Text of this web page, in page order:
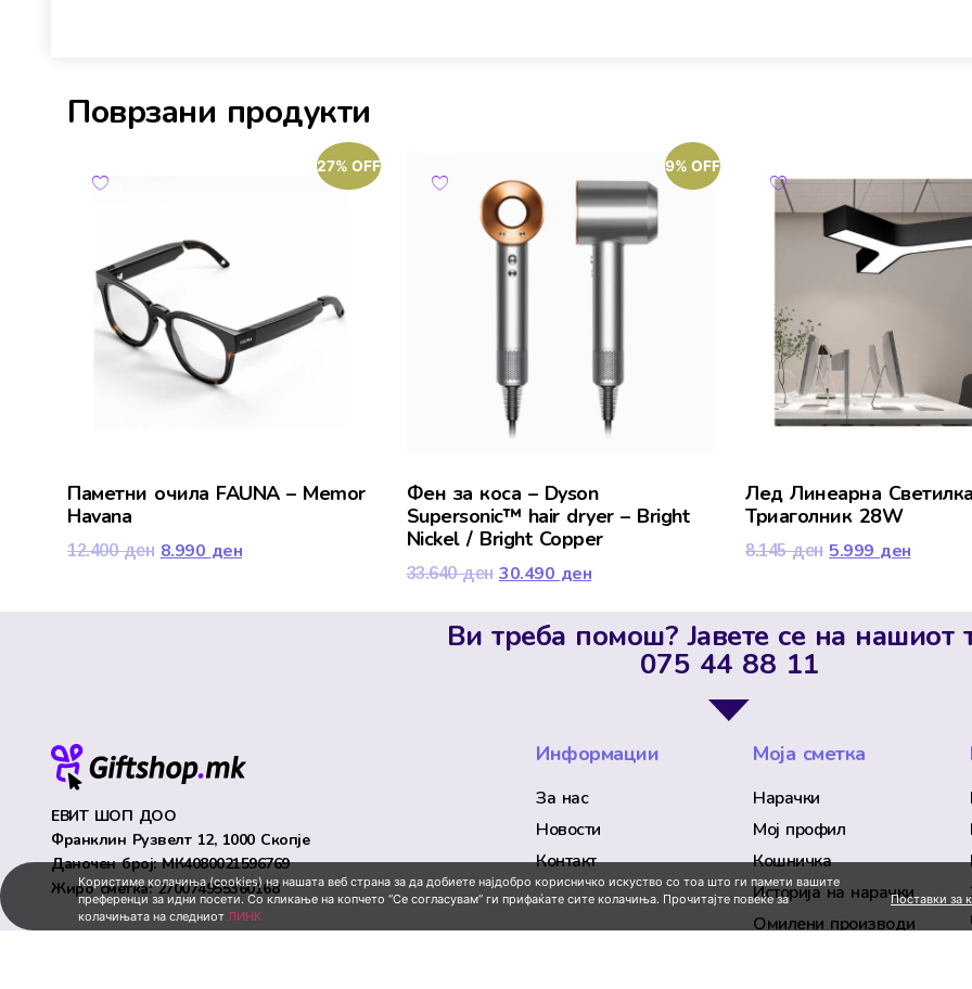
Поврзани продукти
27% OFF
Паметни очила FAUNA – Memor
Havana
12.400ден 8.990 ден
9% OFF
Фен за коса – Dyson
Supersonic™ hair dryer – Bright
Nickel / Bright Copper
33.640ден 30.490 ден
Лед Линеарна Светилка
Триаголник 28W
8.145ден 5.999 ден
Ви треба помош? Јавете се на нашиот
075 44 88 11
ЕВИТ ШОП ДОО
Франклин Рузвелт 12, 1000 Скопје
Даночен број: МК4080021596769
Жиро сметка: 270074955360168
Информации
За нас
Новости
Контакт
Моја сметка
Нарачки
Мој профил
Кошничка
Историја на нарачки
Омилени производи
Користиме колачиња (cookies) на нашата веб страна за да добиете најдобро корисничко искуство со тоа што ги памети вашите
преференци за идни посети. Со кликање на копчето “Се согласувам“ ги прифаќате сите колачиња. Прочитајте повеќе за
колачињата на следниот ЛИНК
Поставки за